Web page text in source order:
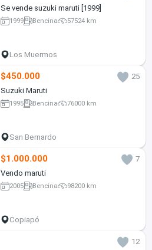
Se vende suzuki maruti [1999]
1999 Bencina 57524 km
Los Muermos
$450.000
25
Suzuki Maruti
1995 Bencina 76000 km
San Bernardo
$1.000.000
7
Vendo maruti
2005 Bencina 98200 km
Copiapó
12